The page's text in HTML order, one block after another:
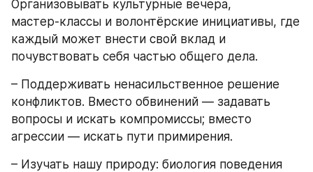
Организовывать культурные вечера,
мастер‑классы и волонтёрские инициативы, где
каждый может внести свой вклад и
почувствовать себя частью общего дела.
– Поддерживать ненасильственное решение
конфликтов. Вместо обвинений — задавать
вопросы и искать компромиссы; вместо
агрессии — искать пути примирения.
– Изучать нашу природу: биология поведения